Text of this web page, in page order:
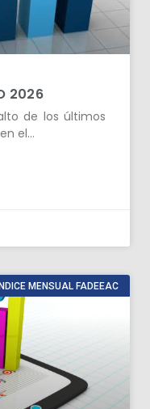
2026
de los últimos
el…
MENSUAL FADEEAC